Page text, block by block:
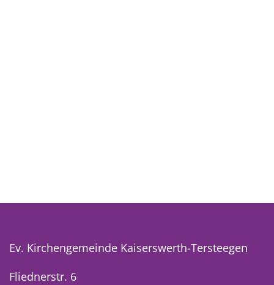
Ev. Kirchengemeinde Kaiserswerth-Tersteegen
Fliednerstr. 6